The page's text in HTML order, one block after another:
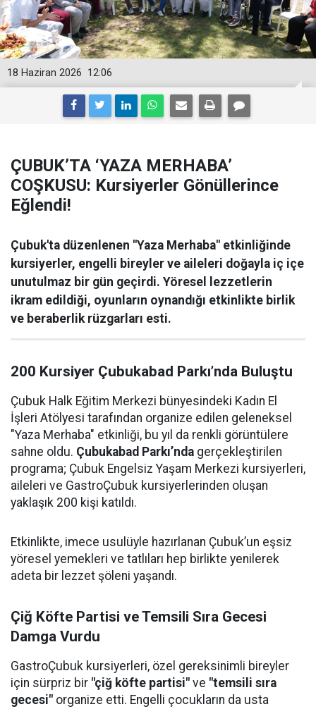
12:06
18 Haziran 2026
ÇUBUK’TA ‘YAZA MERHABA’
COŞKUSU: Kursiyerler Gönüllerince
Eğlendi!
Çubuk'ta düzenlenen "Yaza Merhaba" etkinliğinde
kursiyerler, engelli bireyler ve aileleri doğayla iç içe
unutulmaz bir gün geçirdi. Yöresel lezzetlerin
ikram edildiği, oyunların oynandığı etkinlikte birlik
ve beraberlik rüzgarları esti.
200 Kursiyer Çubukabad Parkı’nda Buluştu
Çubuk Halk Eğitim Merkezi bünyesindeki Kadın El
İşleri Atölyesi tarafından organize edilen geleneksel
"Yaza Merhaba" etkinliği, bu yıl da renkli görüntülere
sahne oldu. Çubukabad Parkı’nda gerçekleştirilen
programa; Çubuk Engelsiz Yaşam Merkezi kursiyerleri,
aileleri ve GastroÇubuk kursiyerlerinden oluşan
yaklaşık 200 kişi katıldı.
Etkinlikte, imece usulüyle hazırlanan Çubuk’un eşsiz
yöresel yemekleri ve tatlıları hep birlikte yenilerek
adeta bir lezzet şöleni yaşandı.
Çiğ Köfte Partisi ve Temsili Sıra Gecesi
Damga Vurdu
GastroÇubuk kursiyerleri, özel gereksinimli bireyler
için sürpriz bir "çiğ köfte partisi" ve "temsili sıra
gecesi" organize etti. Engelli çocukların da usta